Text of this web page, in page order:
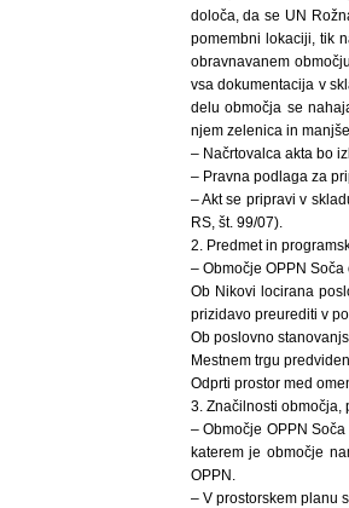
določa, da se UN
pomembni lokaciji, tik
obravnavanem
vsa dokumentacija v
delu območja se
njem zelenica in
– Načrtovalca akta bo
– Pravna podlaga za
– Akt se pripravi v
RS, št. 99/07).
2. Predmet in
– Območje OPPN
Ob Nikovi locirana
prizidavo preurediti v
Ob poslovno
Mestnem trgu
Odprti prostor med
3. Značilnosti območja,
– Območje OPPN
katerem je območje
OPPN.
– V prostorskem planu